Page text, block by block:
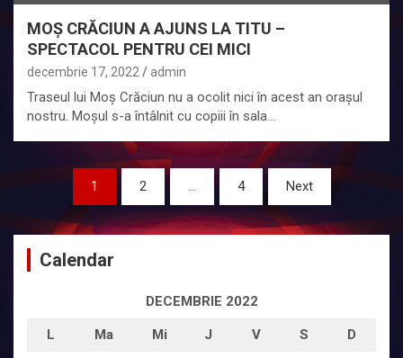
MOȘ CRĂCIUN A AJUNS LA TITU –
SPECTACOL PENTRU CEI MICI
decembrie 17, 2022 admin
Traseul lui Moş Crăciun nu a ocolit nici în acest an oraşul
nostru. Moşul s-a întâlnit cu copiii în sala…
Paginație
articole
1 2 … 4 Next
Calendar
DECEMBRIE 2022
L Ma Mi J V S D